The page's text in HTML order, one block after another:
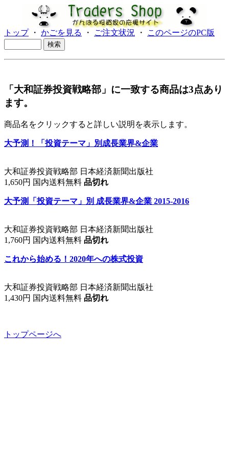
トップ・ かごを見る ・ ご注文状況 ・ このページのPC版
「大和証券投資戦略部」に一致する商品は3点あり
ます。
商品名をクリックすると詳しい説明を表示します。
大予測！「投資テーマ」別成長業界&企業
大和証券投資戦略部 日本経済新聞出版社
1,650円 国内送料無料 品切れ
大予測「投資テーマ」別 成長業界&企業 2015-2016
大和証券投資戦略部 日本経済新聞出版社
1,760円 国内送料無料 品切れ
これから始める！2020年への株式投資
大和証券投資戦略部 日本経済新聞出版社
1,430円 国内送料無料 品切れ
トップページへ